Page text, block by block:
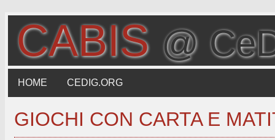
CABIS @
HOME CEDIG.ORG
GIOCHI CON CARTA E